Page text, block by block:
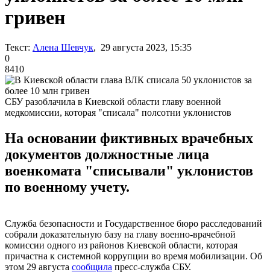
гривен
Текст: Алена Шевчук, 29 августа 2023, 15:35
0
8410
СБУ разоблачила в Киевской области главу военной
медкомиссии, которая "списала" полсотни уклонистов
На основании фиктивных врачебных
документов должностные лица
военкомата "списывали" уклонистов
по военному учету.
Служба безопасности и Государственное бюро расследований
собрали доказательную базу на главу военно-врачебной
комиссии одного из районов Киевской области, которая
причастна к системной коррупции во время мобилизации. Об
этом 29 августа сообщила пресс-служба СБУ.